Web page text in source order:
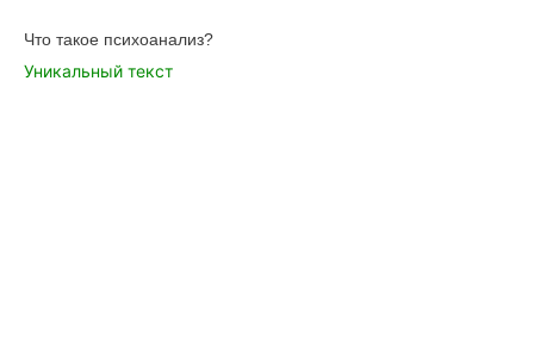
Что такое психоанализ?
Уникальный текст